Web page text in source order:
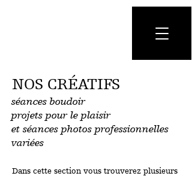
NOS CRÉATIFS
séances boudoir
projets pour le plaisir
et séances photos professionnelles
variées
Dans cette section vous trouverez plusieurs